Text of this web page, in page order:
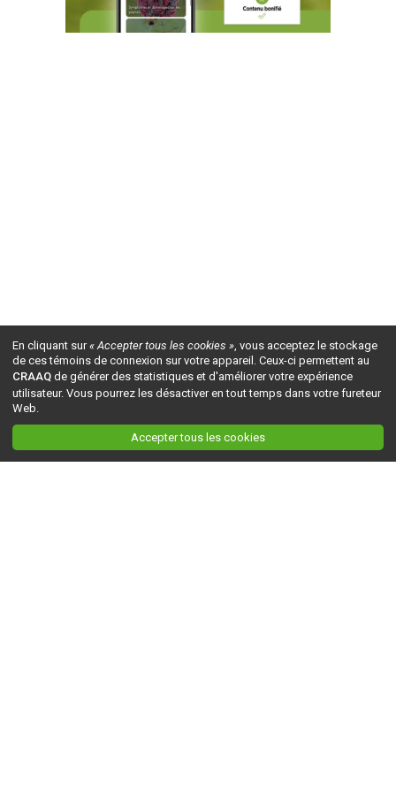
En cliquant sur« Accepter tous les cookies », vous acceptez le stockage
de ces témoins de connexion sur votre appareil. Ceux-ci permettent au
CRAAQ de générer des statistiques et d'améliorer votre expérience
utilisateur. Vous pourrez les désactiver en tout temps dans votre fureteur
Web.
Accepter tous les cookies